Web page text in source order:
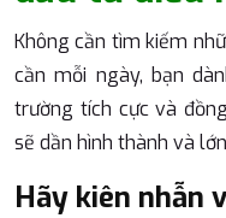
Không cần tìm kiếm
cần mỗi ngày, bạn
trường tích cực và
sẽ dần hình thành và
Hãy kiên nhẫn